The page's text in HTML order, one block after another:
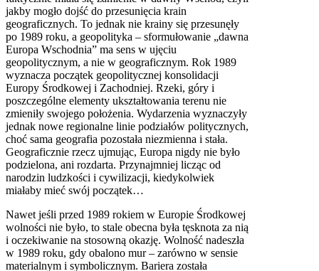
jakby mogło dojść do przesunięcia krain
geograficznych. To jednak nie krainy się przesunęły
po 1989 roku, a geopolityka – sformułowanie „dawna
Europa Wschodnia” ma sens w ujęciu
geopolitycznym, a nie w geograficznym. Rok 1989
wyznacza początek geopolitycznej konsolidacji
Europy Środkowej i Zachodniej. Rzeki, góry i
poszczególne elementy ukształtowania terenu nie
zmieniły swojego położenia. Wydarzenia wyznaczyły
jednak nowe regionalne linie podziałów politycznych,
choć sama geografia pozostała niezmienna i stała.
Geograficznie rzecz ujmując, Europa nigdy nie było
podzielona, ani rozdarta. Przynajmniej licząc od
narodzin ludzkości i cywilizacji, kiedykolwiek
miałaby mieć swój początek…
Nawet jeśli przed 1989 rokiem w Europie Środkowej
wolności nie było, to stale obecna była tęsknota za nią
i oczekiwanie na stosowną okazję. Wolność nadeszła
w 1989 roku, gdy obalono mur – zarówno w sensie
materialnym i symbolicznym. Bariera została